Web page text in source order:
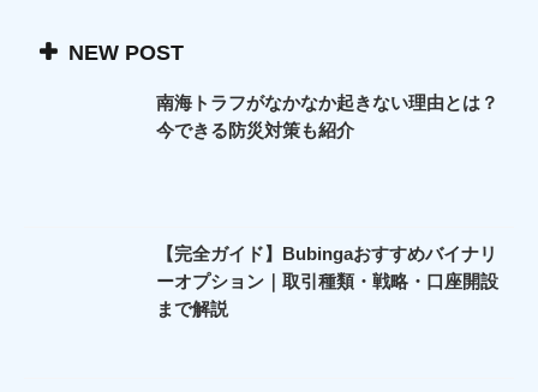
NEW POST
南海トラフがなかなか起きない理由とは？
今できる防災対策も紹介
【完全ガイド】Bubingaおすすめバイナリ
ーオプション｜取引種類・戦略・口座開設
まで解説